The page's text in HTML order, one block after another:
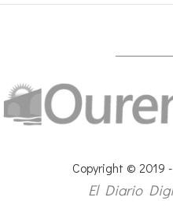
Copyright © 2019
El Diario